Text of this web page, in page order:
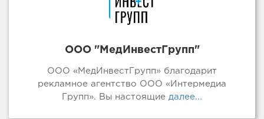
ООО "МедИнвестГрупп"
ООО «МедИнвестГрупп» благодарит
рекламное агентство ООО «Интермедиа
Групп». Вы настоящие далее...